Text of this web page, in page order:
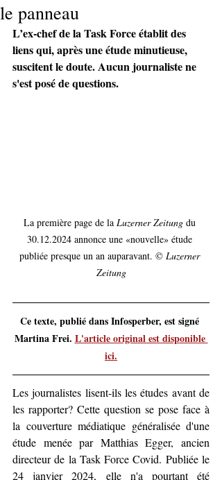
le panneau
L’ex-chef de la Task Force établit des
liens qui, après une étude minutieuse,
suscitent le doute. Aucun journaliste ne
s'est posé de questions.
La première page de la Luzerner Zeitung du
30.12.2024 annonce une «nouvelle» étude
publiée presque un an auparavant. © Luzerner
Zeitung
Ce texte, publié dans Infosperber, est signé
Martina Frei. L'article original est disponible
ici.
Les journalistes lisent-ils les études avant de
les rapporter? Cette question se pose face à
la couverture médiatique généralisée d'une
étude menée par Matthias Egger, ancien
directeur de la Task Force Covid. Publiée le
24 janvier 2024, elle n'a pourtant été